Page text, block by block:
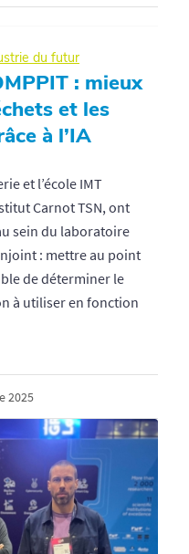
du futur
: mieux
et les
à l’IA
et l’école IMT
Carnot TSN, ont
sein du laboratoire
: mettre au point
de déterminer le
à utiliser en fonction
2025